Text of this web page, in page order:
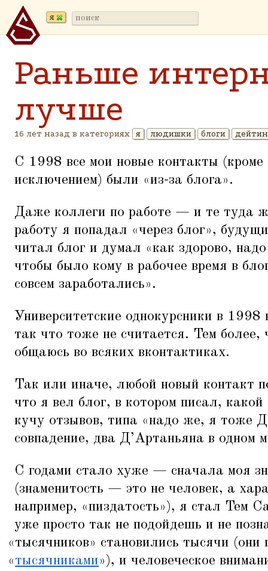
я
Раньше
лучше
16 лет назад в категориях я людишки блоги
С 1998 все мои новые контакты (кроме
исключением) были «из-за блога».
Даже коллеги по работе — и те туда
работу я попадал «через блог»,
читал блог и думал «как здорово,
чтобы было кому в рабочее время в
совсем заработались».
Университетские однокурсники в
так что тоже не считается. Тем более,
общаюсь во всяких вконтактиках.
Так или иначе, любой новый контакт
что я вел блог, в котором писал,
кучу отзывов, типа «надо же, я тоже
совпадение, два Д’Артаньяна в одном
С годами стало хуже — сначала моя
(знаменитость — это не человек, а
например, «пиздатость»), я стал Тем
уже просто так не подойдешь и не
«тысячников» становились тысячи (они
«тысячниками»), и человеческое